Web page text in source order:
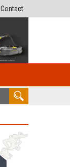
Contact